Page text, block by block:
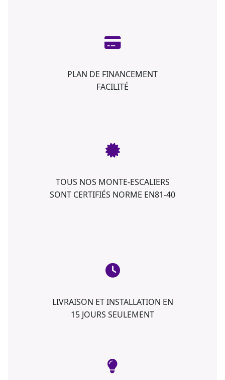
PLAN DE FINANCEMENT
FACILITÉ
TOUS NOS MONTE-ESCALIERS
SONT CERTIFIÉS NORME EN81-40
LIVRAISON ET INSTALLATION EN
15 JOURS SEULEMENT